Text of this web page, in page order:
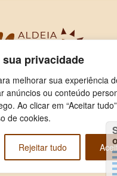
privacidade
melhorar sua experiência
anúncios ou conteúdo
Ao clicar em “Aceitar
de cookies.
Rejeitar tudo